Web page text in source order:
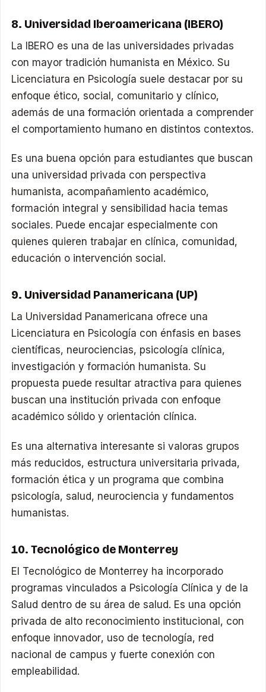
8. Universidad Iberoamericana (IBERO)
La IBERO es una de las universidades privadas
con mayor tradición humanista en México. Su
Licenciatura en Psicología suele destacar por su
enfoque ético, social, comunitario y clínico,
además de una formación orientada a comprender
el comportamiento humano en distintos contextos.
Es una buena opción para estudiantes que buscan
una universidad privada con perspectiva
humanista, acompañamiento académico,
formación integral y sensibilidad hacia temas
sociales. Puede encajar especialmente con
quienes quieren trabajar en clínica, comunidad,
educación o intervención social.
9. Universidad Panamericana (UP)
La Universidad Panamericana ofrece una
Licenciatura en Psicología con énfasis en bases
científicas, neurociencias, psicología clínica,
investigación y formación humanista. Su
propuesta puede resultar atractiva para quienes
buscan una institución privada con enfoque
académico sólido y orientación clínica.
Es una alternativa interesante si valoras grupos
más reducidos, estructura universitaria privada,
formación ética y un programa que combina
psicología, salud, neurociencia y fundamentos
humanistas.
10. Tecnológico de Monterrey
El Tecnológico de Monterrey ha incorporado
programas vinculados a Psicología Clínica y de la
Salud dentro de su área de salud. Es una opción
privada de alto reconocimiento institucional, con
enfoque innovador, uso de tecnología, red
nacional de campus y fuerte conexión con
empleabilidad.